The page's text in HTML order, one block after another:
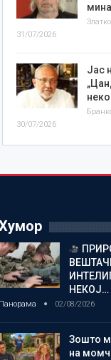
31/07/2026
Јас
30/07/2026
НЕКОЈ…
Панорама 02/08/2026
Зошто
на